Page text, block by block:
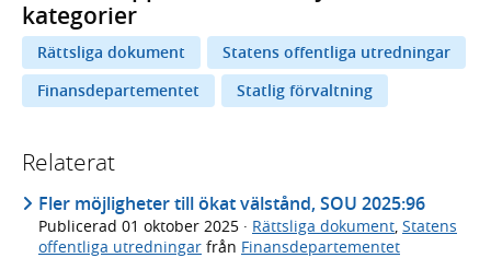
kategorier
Rättsliga dokument
Statens offentliga utredningar
Finansdepartementet
Statlig förvaltning
Relaterat
Fler möjligheter till ökat välstånd, SOU 2025:96
Publicerad 01 oktober 2025 · Rättsliga dokument Statens
offentliga utredningar från Finansdepartementet